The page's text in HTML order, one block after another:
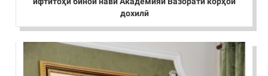
дохилӣ